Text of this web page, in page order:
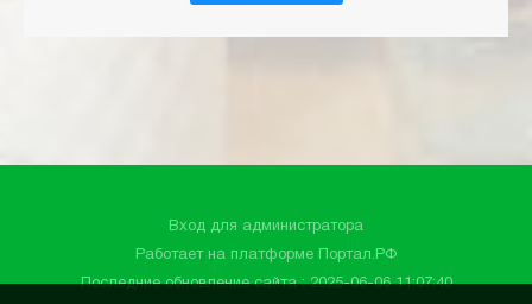
Вход для администратора
Работает на платформе
Портал.РФ
Последние обновление сайта: 2025-06-06 11:07:40